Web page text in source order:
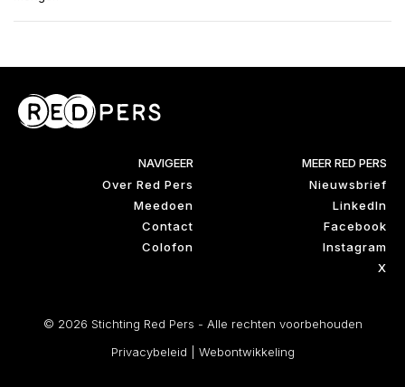
NAVIGEER
Over Red Pers
Meedoen
Contact
Colofon
MEER RED PERS
Nieuwsbrief
LinkedIn
Facebook
Instagram
X
© 2026 Stichting Red Pers - Alle rechten voorbehouden
Privacybeleid
Webontwikkeling